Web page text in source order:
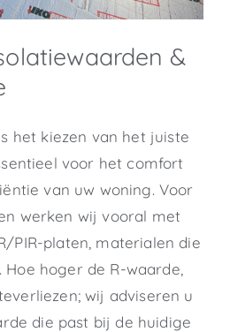
&
het kiezen van het juiste
voor het comfort
van uw woning. Voor
werken wij vooral met
PIR-platen, materialen die
hoger de R-waarde,
wij adviseren u
die past bij de huidige